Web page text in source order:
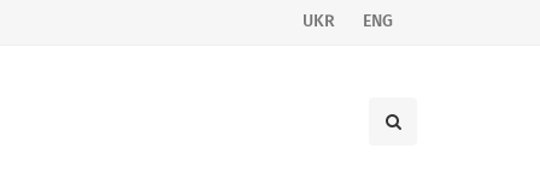
UKR ENG